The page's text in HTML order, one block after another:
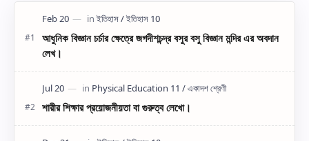
আধুনিক বিজ্ঞান চর্চার ক্ষেত্রে জগদীশচন্দ্র বসুর বসু বিজ্ঞান মন্দির এর অবদান
লেখ।
শারীর শিক্ষার প্রয়োজনীয়তা বা গুরুত্ব লেখো।